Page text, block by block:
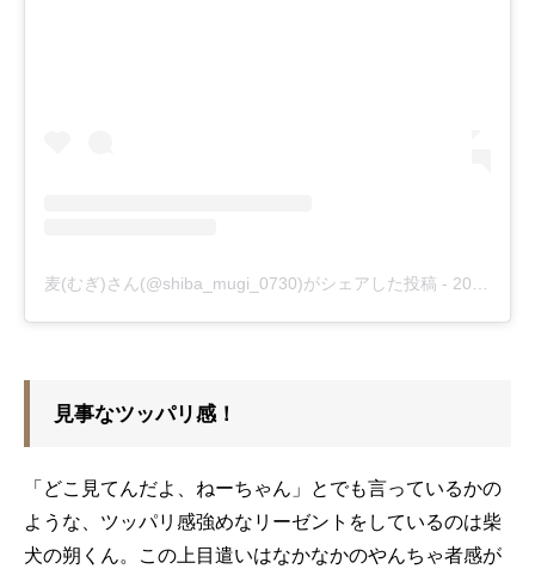
麦(むぎ)さん(@shiba_mugi_0730)がシェアした投稿 - 2018年 9月月30日午前7時02分PDT
見事なツッパリ感！
「どこ見てんだよ、ねーちゃん」とでも言っているかの
ような、ツッパリ感強めなリーゼントをしているのは柴
犬の朔くん。この上目遣いはなかなかのやんちゃ者感が